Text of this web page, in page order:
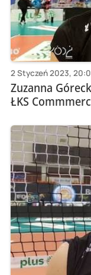
2 Styczeń 2023,
Zuzanna
ŁKS